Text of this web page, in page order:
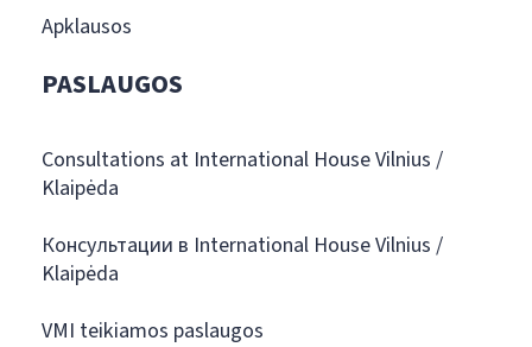
Apklausos
PASLAUGOS
Consultations at International House Vilnius /
Klaipėda
Консультации в International House Vilnius /
Klaipėda
VMI teikiamos paslaugos